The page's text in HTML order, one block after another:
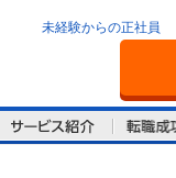
未経験からの正社員